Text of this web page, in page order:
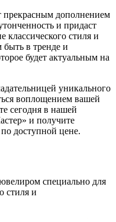
прекрасным дополнением
и придаст
стиля и
быть в тренде и
будет актуальным на
уникального
воплощением вашей
сегодня в нашей
и получите
доступной цене.
специально для
стиля и